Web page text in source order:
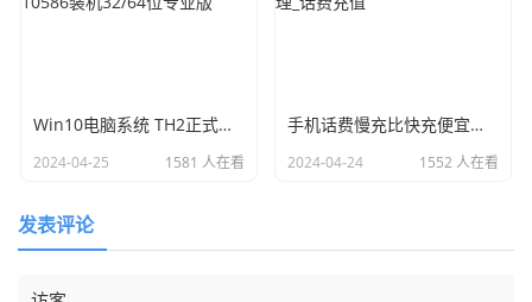
Win10电脑系统 TH2正式版10586装机32/64位专业版
2024-04-25 1581 人在看
手机话费慢充比快充便宜的原理_话费充值
2024-04-24 1552 人在看
发表评论